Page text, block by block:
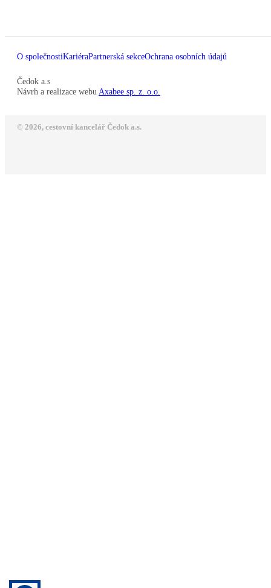
O společnostiKariéraPartnerská sekceOchrana osobních údajů
Čedok a.s
Návrh a realizace webu Axabee sp. z. o.o.
© 2026, cestovní kancelář Čedok a.s.